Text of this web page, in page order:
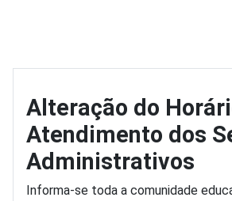
Alteração do
Atendimento dos
Administrativos
Informa-se toda a comunidade